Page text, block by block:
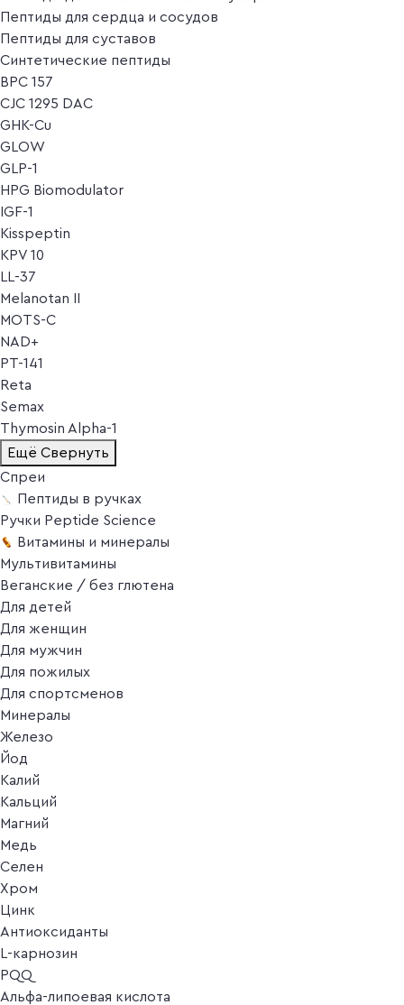
Пептиды для сердца и сосудов
Пептиды для суставов
Синтетические пептиды
BPC 157
CJC 1295 DAC
GHK-Cu
GLOW
GLP-1
HPG Biomodulator
IGF-1
Kisspeptin
KPV 10
LL-37
Melanotan II
MOTS-C
NAD+
PT-141
Reta
Semax
Thymosin Alpha-1
Ещё Свернуть
Спреи
Пептиды в ручках
Ручки Peptide Science
Витамины и минералы
Мультивитамины
Веганские / без глютена
Для детей
Для женщин
Для мужчин
Для пожилых
Для спортсменов
Минералы
Железо
Йод
Калий
Кальций
Магний
Медь
Селен
Хром
Цинк
Антиоксиданты
L-карнозин
PQQ
Альфа-липоевая кислота